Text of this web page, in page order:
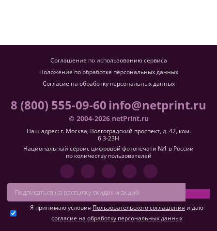
Соглашение по использованию сервиса
Положение по обработке персональных данных
Согласие на обработку персональных данных
8 (800) 555-09-60info@netprint.ru
© 2004-2026 netPrint.ru
Наш адрес: г. Москва, Волгоградский проспект, д. 42, ком.
6.3-23H
Национальный сервис цифровой фотопечати №1 в России
по количеству пользователей
Я принимаю условия Пользовательского соглашения и даю
согласие на обработку персональных данных